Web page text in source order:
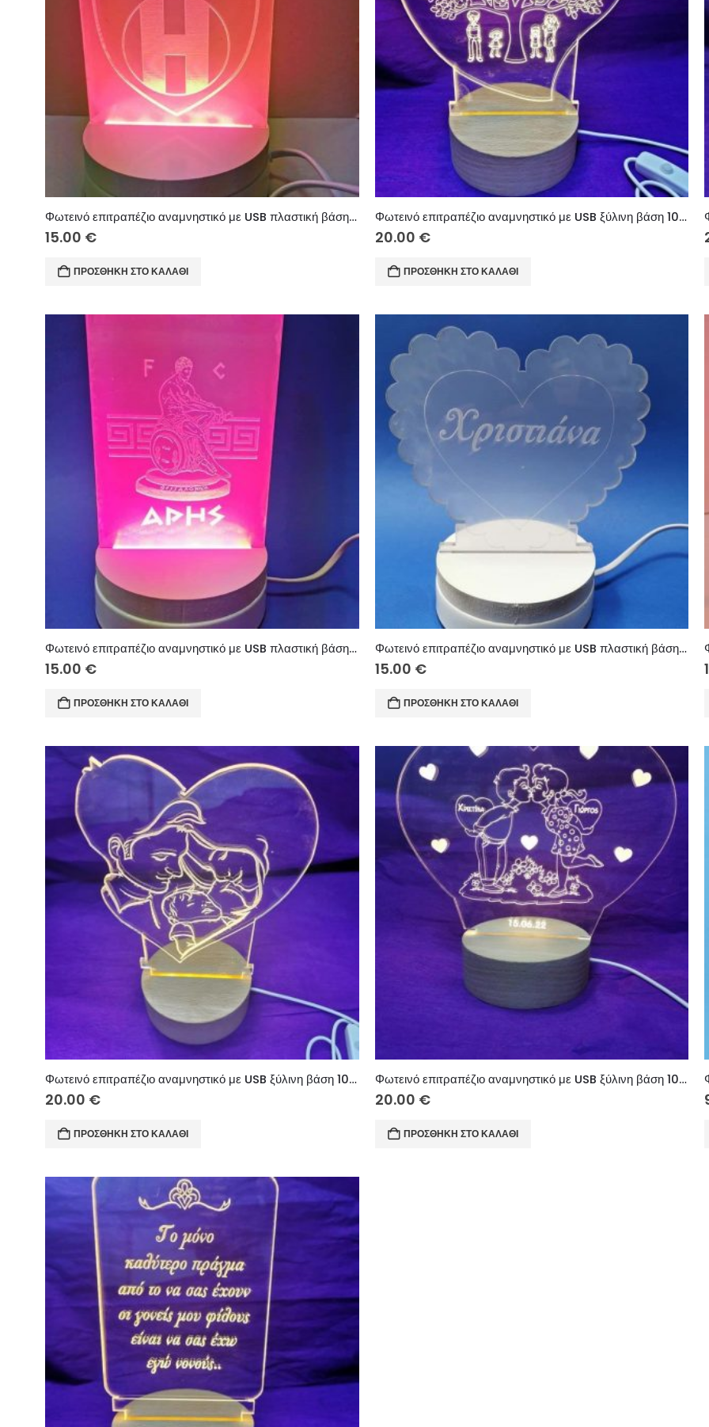
Φωτεινό επιτραπέζιο αναμνηστικό με USB πλαστική βάση 10 εκ. (κείμενο επιλογής σας)
15.00 €
ΠΡΟΣΘΉΚΗ ΣΤΟ ΚΑΛΆΘΙ
Φωτεινό επιτραπέζιο αναμνηστικό με USB ξύλινη βάση 10 εκ. (κείμενο επιλογής σας)
20.00 €
ΠΡΟΣΘΉΚΗ ΣΤΟ ΚΑΛΆΘΙ
Φωτεινό επιτραπέζιο αναμνηστικό με USB πλαστική βάση 10 εκ. (κείμενο επιλογής σας)
15.00 €
ΠΡΟΣΘΉΚΗ ΣΤΟ ΚΑΛΆΘΙ
Φωτεινό επιτραπέζιο αναμνηστικό με USB πλαστική βάση 10 εκ. (κείμενο επιλογής σας)
15.00 €
ΠΡΟΣΘΉΚΗ ΣΤΟ ΚΑΛΆΘΙ
Φωτεινό επιτραπέζιο αναμνηστικό με USB ξύλινη βάση 10 εκ. (κείμενο επιλογής σας)
20.00 €
ΠΡΟΣΘΉΚΗ ΣΤΟ ΚΑΛΆΘΙ
Φωτεινό επιτραπέζιο αναμνηστικό με USB ξύλινη βάση 10 εκ. (κείμενο επιλογής σας)
20.00 €
ΠΡΟΣΘΉΚΗ ΣΤΟ ΚΑΛΆΘΙ